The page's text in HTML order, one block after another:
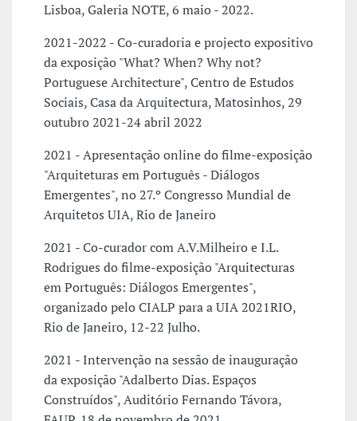
Lisboa, Galeria NOTE, 6 maio - 2022.
2021-2022 - Co-curadoria e projecto expositivo
da exposição "What? When? Why not?
Portuguese Architecture", Centro de Estudos
Sociais, Casa da Arquitectura, Matosinhos, 29
outubro 2021-24 abril 2022
2021 - Apresentação online do filme-exposição
"Arquiteturas em Português - Diálogos
Emergentes", no 27.º Congresso Mundial de
Arquitetos UIA, Rio de Janeiro
2021 - Co-curador com A.V.Milheiro e I.L.
Rodrigues do filme-exposição "Arquitecturas
em Português: Diálogos Emergentes",
organizado pelo CIALP para a UIA 2021RIO,
Rio de Janeiro, 12-22 Julho.
2021 - Intervenção na sessão de inauguração
da exposição "Adalberto Dias. Espaços
Construídos", Auditório Fernando Távora,